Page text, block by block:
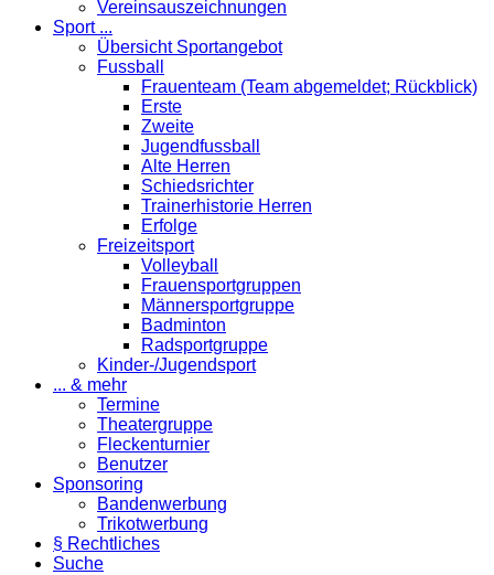
Vereinsauszeichnungen
Sport ...
Übersicht Sportangebot
Fussball
Frauenteam (Team abgemeldet; Rückblick)
Erste
Zweite
Jugendfussball
Alte Herren
Schiedsrichter
Trainerhistorie Herren
Erfolge
Freizeitsport
Volleyball
Frauensportgruppen
Männersportgruppe
Badminton
Radsportgruppe
Kinder-/Jugendsport
... & mehr
Termine
Theatergruppe
Fleckenturnier
Benutzer
Sponsoring
Bandenwerbung
Trikotwerbung
§ Rechtliches
Suche